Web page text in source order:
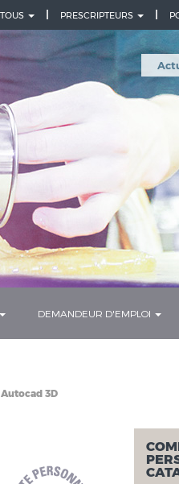
PRESCRIPTEURS
DEMANDEUR D'EMPLOI
Autocad 3D